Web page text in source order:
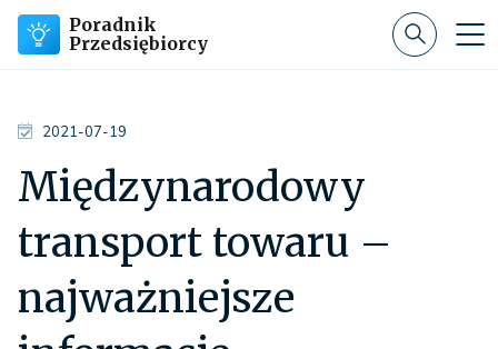
Poradnik
Przedsiębiorcy
2021-07-19
Międzynarodowy
transport towaru –
najważniejsze